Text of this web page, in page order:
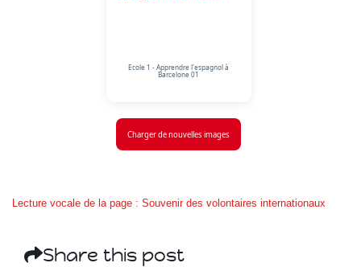
Ecole 1 - Apprendre l'espagnol à
Barcelone 01
Charger de nouvelles images
Lecture vocale de la page : Souvenir des volontaires internationaux
Share this post